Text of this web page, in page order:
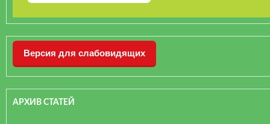
Версия для слабовидящих
АРХИВ СТАТЕЙ